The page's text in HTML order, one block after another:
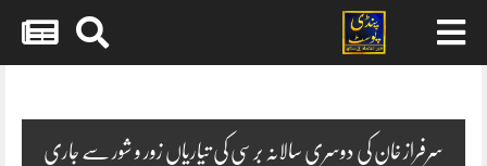
سرفراز خان کی دوسری سالانہ برسی کی تیاریاں زور و شور سے جاری